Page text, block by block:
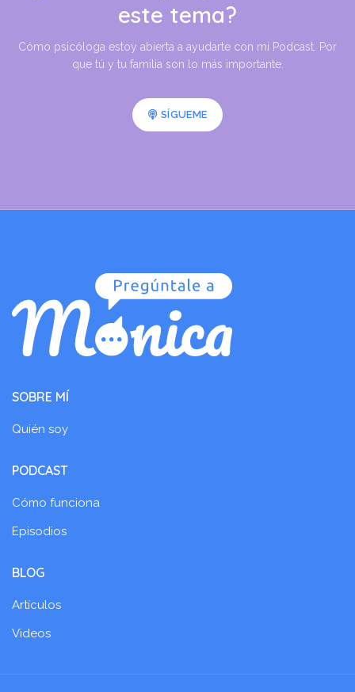
este tema?
Cómo psicóloga estoy abierta a ayudarte con mi Podcast. Por
que tú y tu familia son lo más importante.
SÍGUEME
SOBRE MÍ
Quién soy
PODCAST
Cómo funciona
Episodios
BLOG
Artículos
Videos